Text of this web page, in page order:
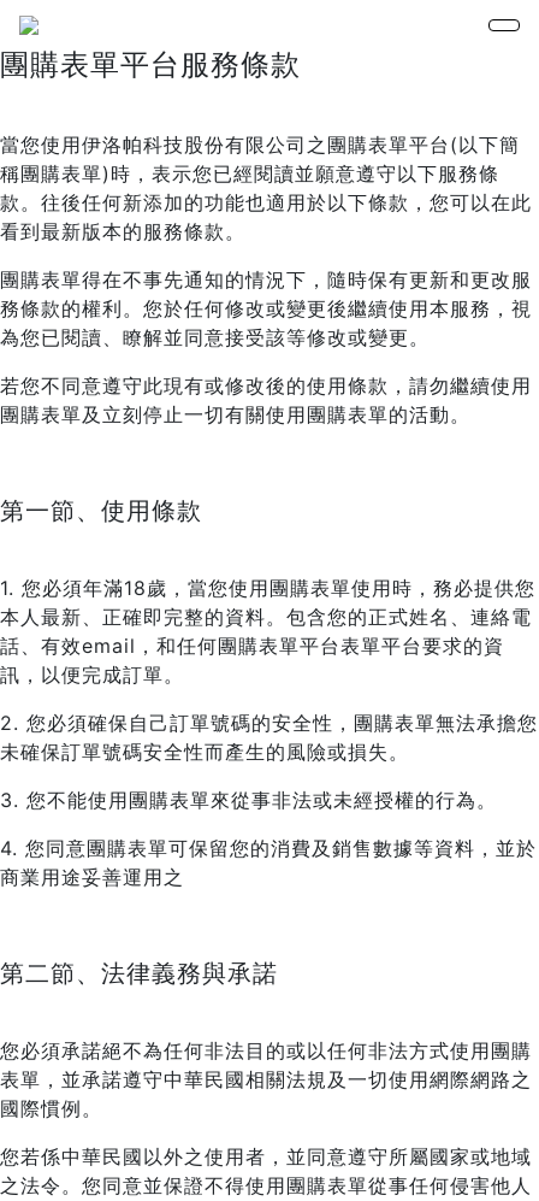
團購表單平台服務條款
當您使用伊洛帕科技股份有限公司之團購表單平台(以下簡
稱團購表單)時，表示您已經閱讀並願意遵守以下服務條
款。往後任何新添加的功能也適用於以下條款，您可以在此
看到最新版本的服務條款。
團購表單得在不事先通知的情況下，隨時保有更新和更改服
務條款的權利。您於任何修改或變更後繼續使用本服務，視
為您已閱讀、瞭解並同意接受該等修改或變更。
若您不同意遵守此現有或修改後的使用條款，請勿繼續使用
團購表單及立刻停止一切有關使用團購表單的活動。
第一節、使用條款
1. 您必須年滿18歲，當您使用團購表單使用時，務必提供您
本人最新、正確即完整的資料。包含您的正式姓名、連絡電
話、有效email，和任何團購表單平台表單平台要求的資
訊，以便完成訂單。
2. 您必須確保自己訂單號碼的安全性，團購表單無法承擔您
未確保訂單號碼安全性而產生的風險或損失。
3. 您不能使用團購表單來從事非法或未經授權的行為。
4. 您同意團購表單可保留您的消費及銷售數據等資料，並於
商業用途妥善運用之
第二節、法律義務與承諾
您必須承諾絕不為任何非法目的或以任何非法方式使用團購
表單，並承諾遵守中華民國相關法規及一切使用網際網路之
國際慣例。
您若係中華民國以外之使用者，並同意遵守所屬國家或地域
之法令。您同意並保證不得使用團購表單從事任何侵害他人